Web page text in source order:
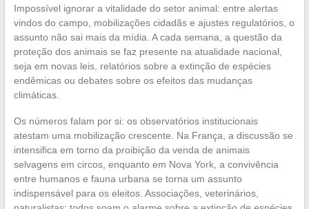
Impossível ignorar a vitalidade do setor animal: entre alertas
vindos do campo, mobilizações cidadãs e ajustes regulatórios, o
assunto não sai mais da mídia. A cada semana, a questão da
proteção dos animais se faz presente na atualidade nacional,
seja em novas leis, relatórios sobre a extinção de espécies
endêmicas ou debates sobre os efeitos das mudanças
climáticas.
Os números falam por si: os observatórios institucionais
atestam uma mobilização crescente. Na França, a discussão se
intensifica em torno da proibição da venda de animais
selvagens em circos, enquanto em Nova York, a convivência
entre humanos e fauna urbana se torna um assunto
indispensável para os eleitos. Associações, veterinários,